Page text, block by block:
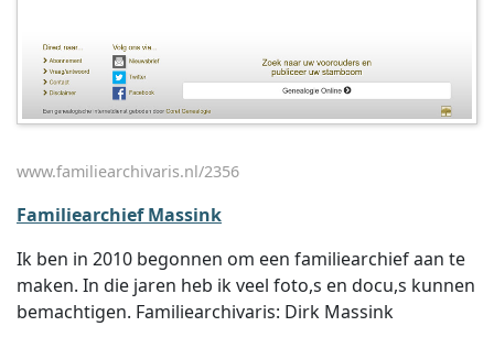
www.familiearchivaris.nl/2356
Familiearchief Massink
Ik ben in 2010 begonnen om een familiearchief aan te
maken. In die jaren heb ik veel foto,s en docu,s kunnen
bemachtigen. Familiearchivaris: Dirk Massink